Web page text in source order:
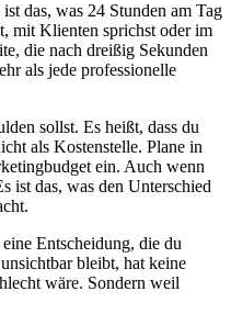
das, was 24 Stunden am Tag
mit Klienten sprichst oder im
die nach dreißig Sekunden
als jede professionelle
sollst. Es heißt, dass du
als Kostenstelle. Plane in
ein. Auch wenn
ist das, was den Unterschied
eine Entscheidung, die du
bleibt, hat keine
wäre. Sondern weil